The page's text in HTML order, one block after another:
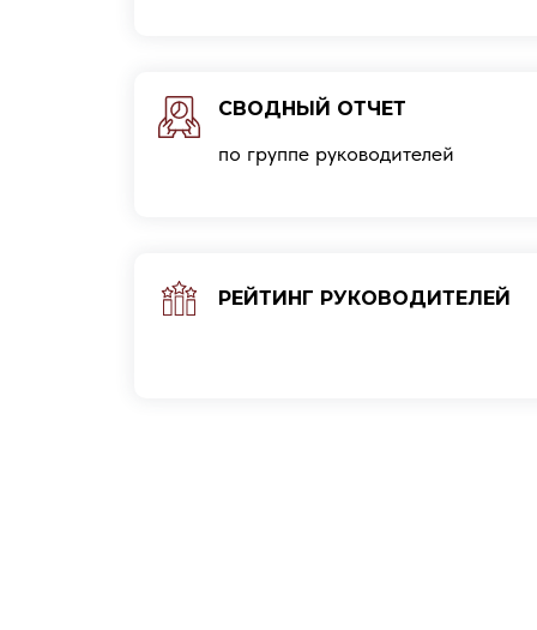
СВОДНЫЙ ОТЧЕТ
по группе руководителей
РЕЙТИНГ РУКОВОДИТЕЛЕЙ